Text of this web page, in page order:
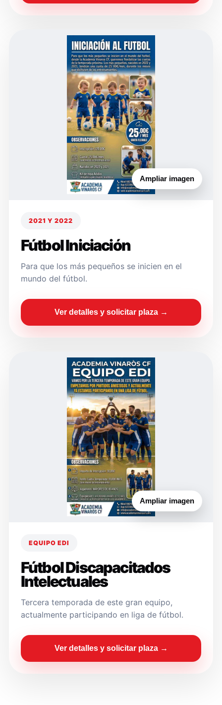
Ampliar imagen
2021 Y 2022
Fútbol Iniciación
Para que los más pequeños se inicien en el
mundo del fútbol.
Ver detalles y solicitar plaza →
Ampliar imagen
EQUIPO EDI
Fútbol Discapacitados
Intelectuales
Tercera temporada de este gran equipo,
actualmente participando en liga de fútbol.
Ver detalles y solicitar plaza →